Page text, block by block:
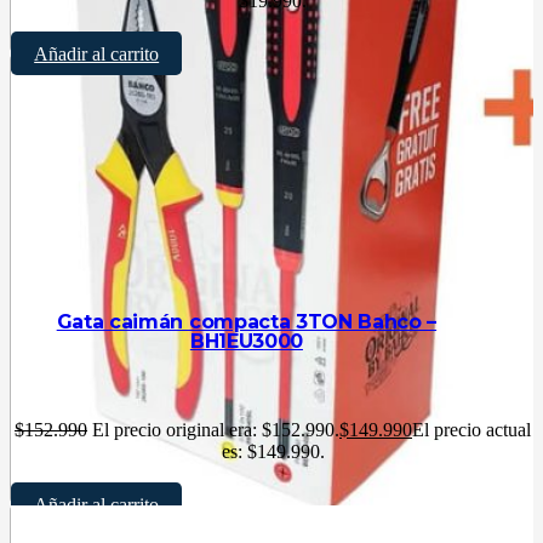
Añadir al carrito
Gata caimán compacta 3TON Bahco –
BH1EU3000
$152.990 El precio original era: $152.990.$149.990El precio actual
es: $149.990.
Añadir al carrito